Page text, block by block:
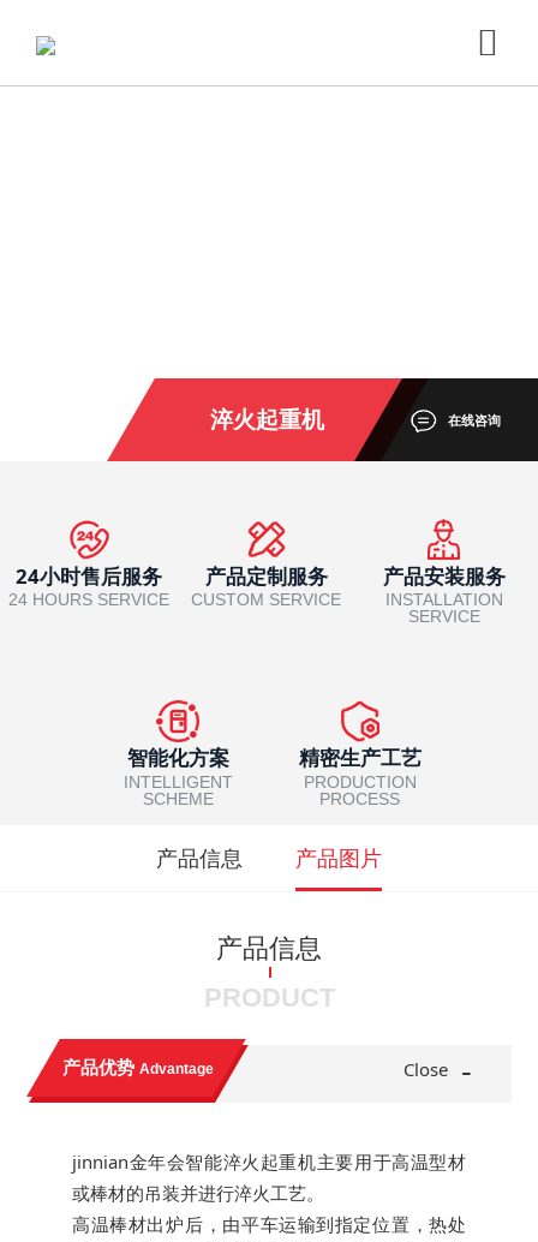
淬火起重机 在线咨询
24小时售后服务
24 HOURS SERVICE
产品定制服务
CUSTOM SERVICE
产品安装服务
INSTALLATION
SERVICE
智能化方案
INTELLIGENT
SCHEME
精密生产工艺
PRODUCTION
PROCESS
产品信息 产品图片
产品信息
PRODUCT
产品优势Advantage Close -
jinnian金年会智能淬火起重机主要用于高温型材
或棒材的吊装并进行淬火工艺。
高温棒材出炉后，由平车运输到指定位置，热处